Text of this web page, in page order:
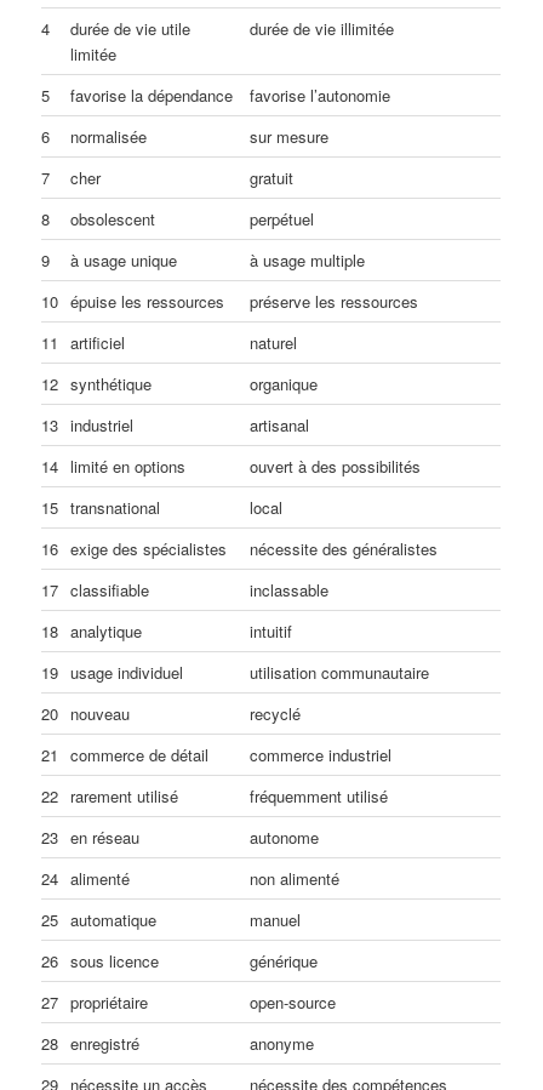
4
durée de vie utile
limitée
durée de vie illimitée
5 favorise la dépendance
favorise l’autonomie
6
normalisée
sur mesure
7
cher
gratuit
8
obsolescent
perpétuel
9
à usage unique
à usage multiple
10 épuise les ressources
préserve les ressources
11
artificiel
naturel
12 synthétique
organique
13 industriel
artisanal
14 limité en options
ouvert à des possibilités
15 transnational
local
16 exige des spécialistes
nécessite des généralistes
17 classifiable
inclassable
18 analytique
intuitif
19 usage individuel
utilisation communautaire
20 nouveau
recyclé
21
commerce de détail
commerce industriel
22 rarement utilisé
fréquemment utilisé
23 en réseau
autonome
24 alimenté
non alimenté
25 automatique
manuel
26 sous licence
générique
27 propriétaire
open-source
28 enregistré
anonyme
29 nécessite un accès nécessite des compétences